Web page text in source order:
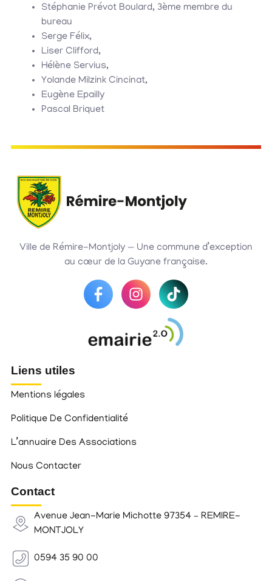
Stéphanie Prévot Boulard, 3ème membre du
bureau
Serge Félix,
Liser Clifford,
Hélène Servius,
Yolande Milzink Cincinat,
Eugène Epailly
Pascal Briquet
Ville de Rémire-Montjoly — Une commune d’exception
au cœur de la Guyane française.
Liens utiles
Mentions légales
Politique De Confidentialité
L’annuaire Des Associations
Nous Contacter
Contact
Avenue Jean-Marie Michotte 97354 – REMIRE-
MONTJOLY
0594 35 90 00